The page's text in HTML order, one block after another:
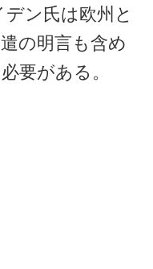
ン氏は欧州と
の明言も含め
要がある。